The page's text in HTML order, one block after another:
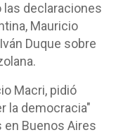
las declaraciones
Mauricio
Duque sobre
Macri, pidió
la democracia"
en Buenos Aires